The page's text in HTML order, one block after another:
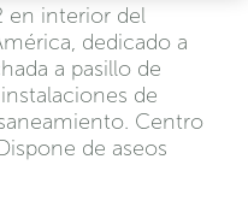
en interior del
dedicado a
a pasillo de
de
Centro
de aseos